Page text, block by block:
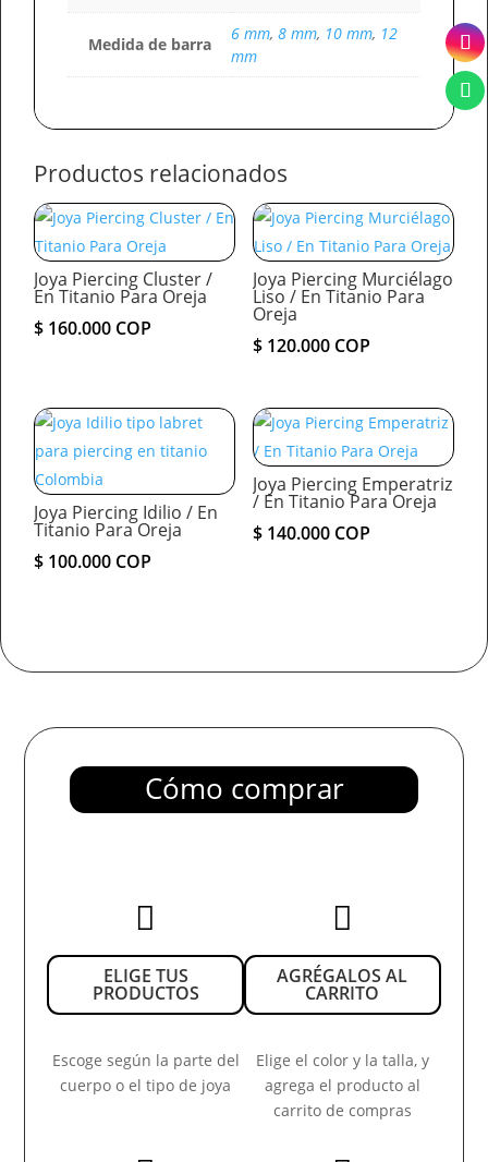
Medida de barra
6 mm, 8 mm, 10 mm, 12
mm
Productos relacionados
Joya Piercing Cluster /
En Titanio Para Oreja
$ 160.000 COP
Joya Piercing Murciélago
Liso / En Titanio Para
Oreja
$120.000COP
Joya Piercing Idilio / En
Titanio Para Oreja
$ 100.000 COP
Joya Piercing Emperatriz
/ En Titanio Para Oreja
$140.000COP
Cómo comprar

ELIGE TUS
PRODUCTOS
Escoge según la parte del
cuerpo o el tipo de joya

AGRÉGALOS AL
CARRITO
Elige el color y la talla, y
agrega el producto al
carrito de compras